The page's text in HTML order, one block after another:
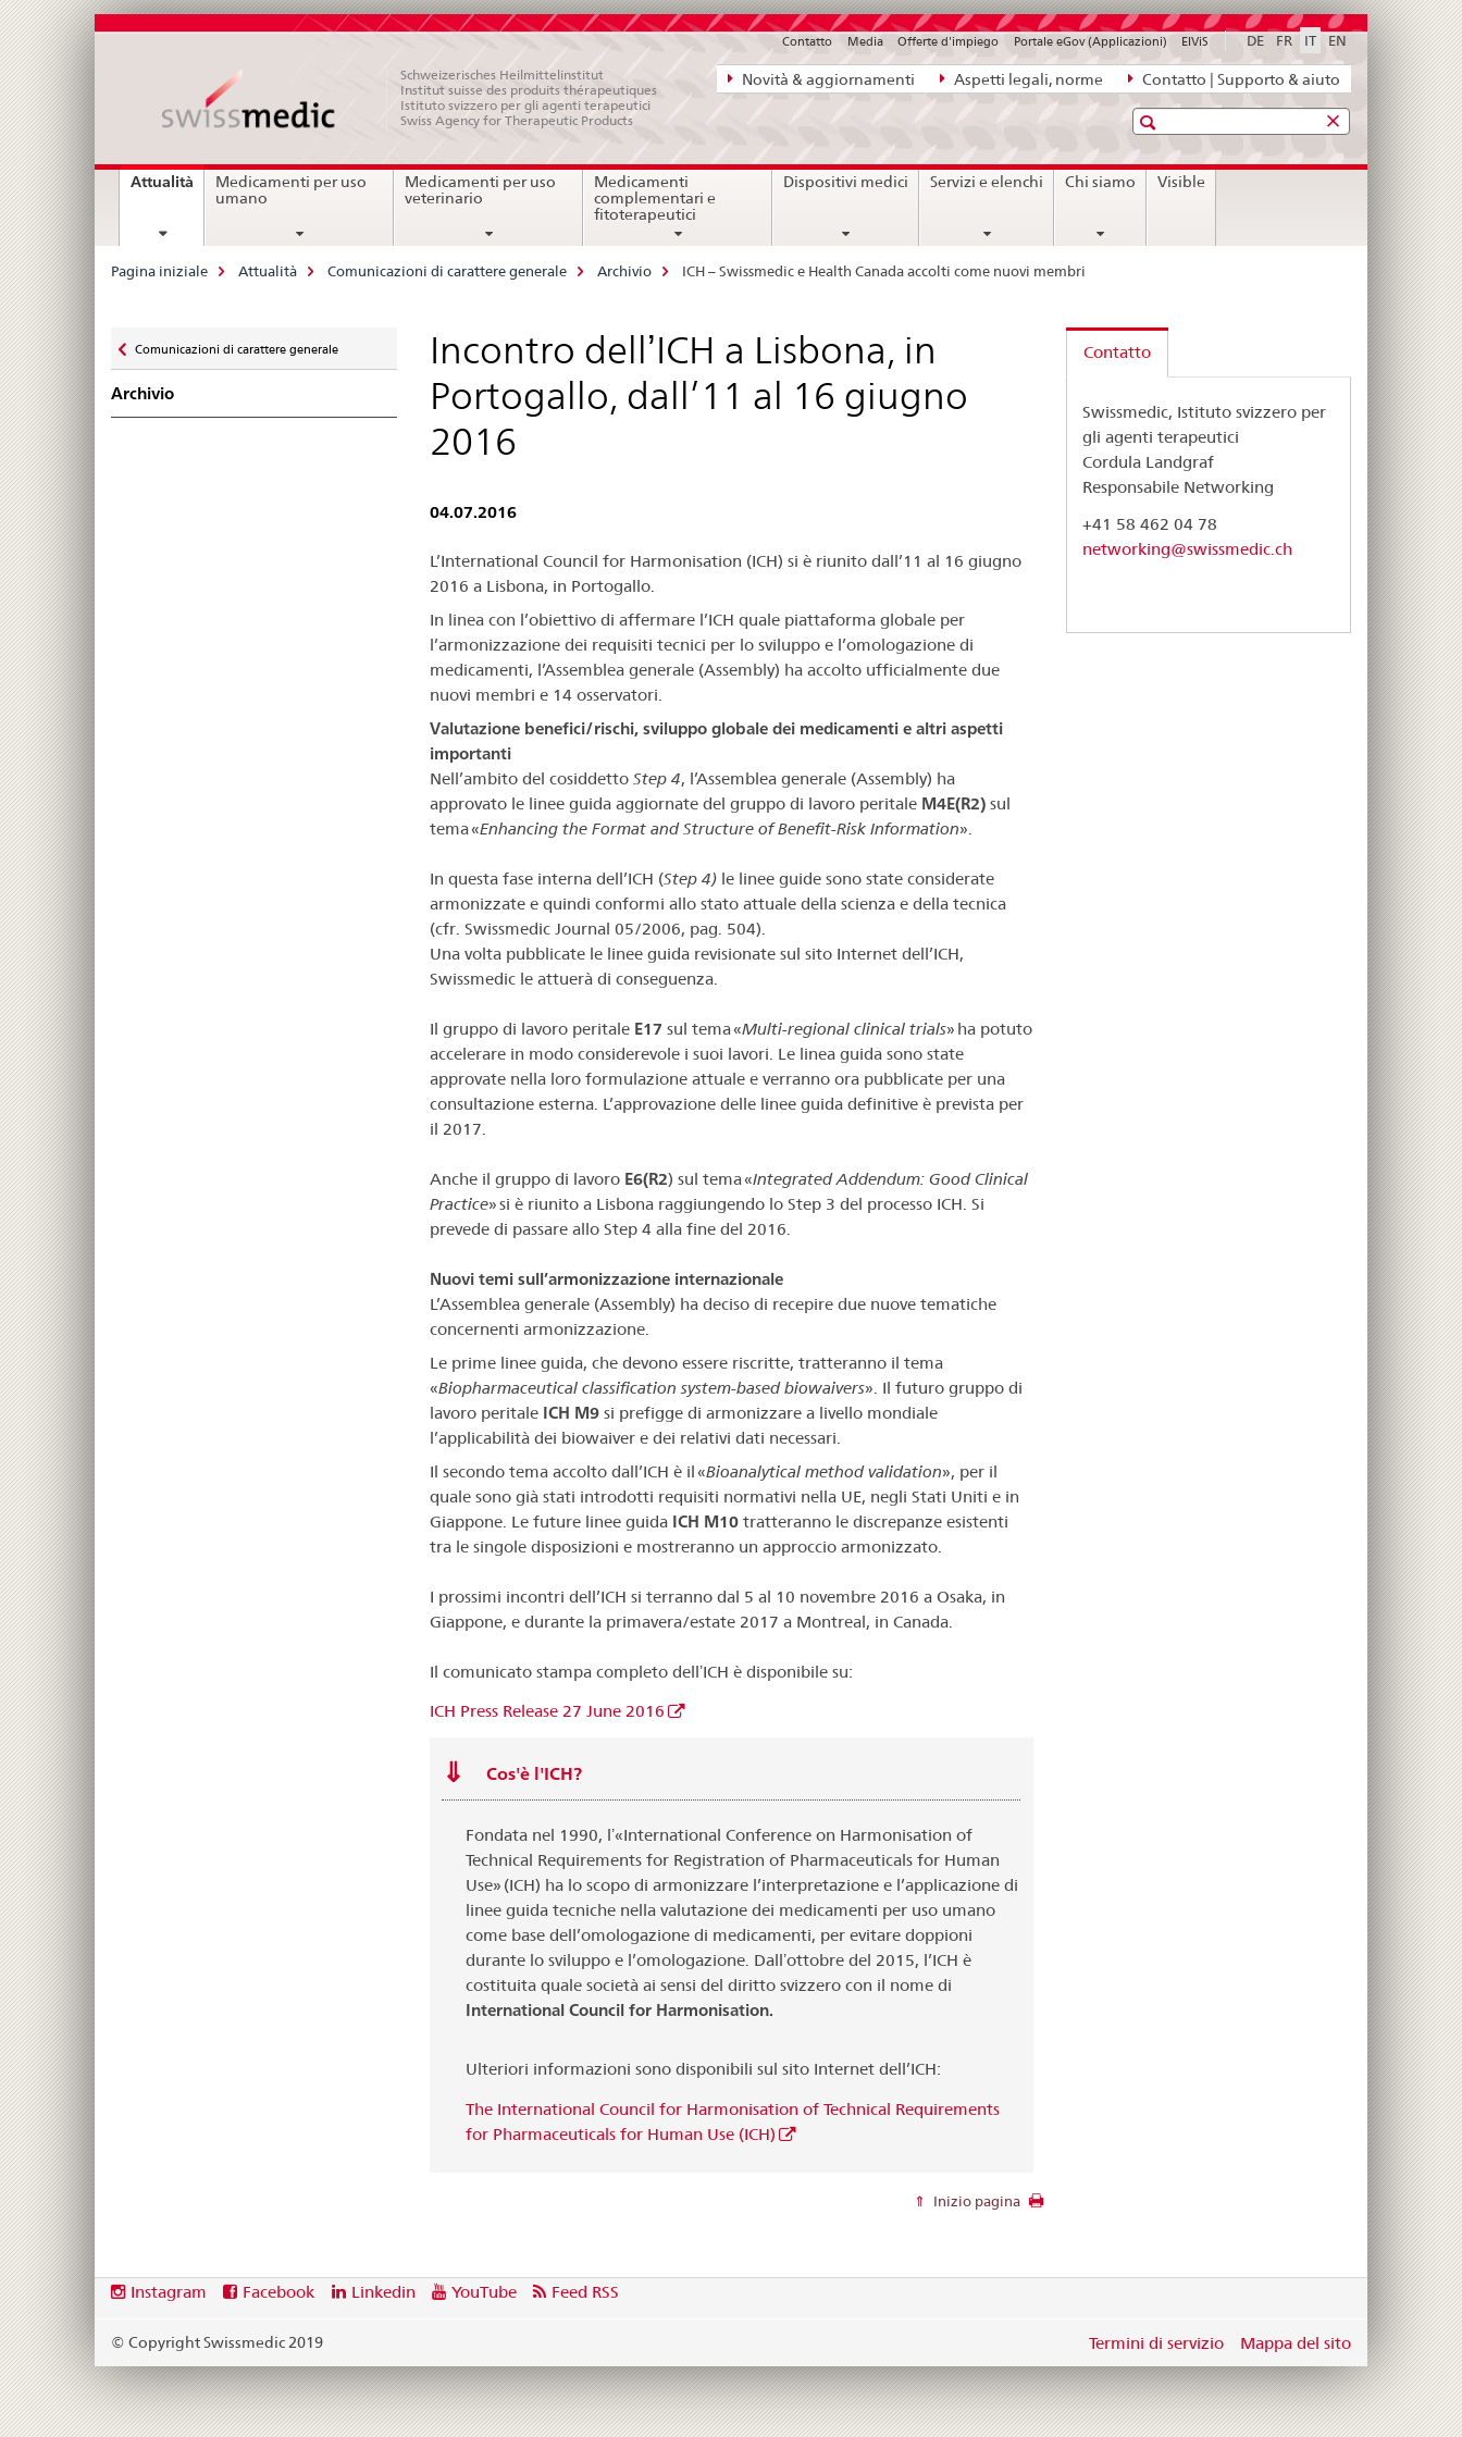
Navigazione
diretta:
aspetti
Novità & aggiornamenti Aspetti legali, norme Contatto | Supporto & aiuto
DE FR IT EN
Contatto Media Offerte d'impiego Portale eGov (Applicazioni) ElViS
Schweizerisches Heilmittelinstitut
Institut suisse des produits thérapeutiques
Istituto svizzero per gli agenti terapeutici
Swiss Agency for Therapeutic Products
Ricerca
Navigation
Attualità current
page
Medicamenti per uso
umano
Medicamenti per uso
veterinario
Medicamenti
complementari e
fitoterapeutici
Dispositivi medici Servizi e elenchi Chi siamo Visible
Breadcrumb
Pagina iniziale Attualità Comunicazioni di carattere generale Archivio ICH – Swissmedic e Health Canada accolti come nuovi membri
zu
Comunicazioni di carattere generale
Archivio
Incontro dellʼICH a Lisbona, in
Portogallo, dall’11 al 16 giugno
2016
04.07.2016
L’International Council for Harmonisation (ICH) si è riunito dall’11 al 16 giugno
2016 a Lisbona, in Portogallo.
In linea con l’obiettivo di affermare l’ICH quale piattaforma globale per
l’armonizzazione dei requisiti tecnici per lo sviluppo e l’omologazione di
medicamenti, l’Assemblea generale (Assembly) ha accolto ufficialmente due
nuovi membri e 14 osservatori.
Valutazione benefici/rischi, sviluppo globale dei medicamenti e altri aspetti
importanti
Nell’ambito del cosiddetto Step 4, l’Assemblea generale (Assembly) ha
approvato le linee guida aggiornate del gruppo di lavoro peritale M4E(R2) sul
tema «Enhancing the Format and Structure of Benefit-Risk Information».
In questa fase interna dell’ICH (Step 4)le linee guide sono state considerate
armonizzate e quindi conformi allo stato attuale della scienza e della tecnica
(cfr. Swissmedic Journal 05/2006, pag. 504).
Una volta pubblicate le linee guida revisionate sul sito Internet dell’ICH,
Swissmedic le attuerà di conseguenza.
Il gruppo di lavoro peritale E17 sul tema «Multi-regional clinical trials» ha potuto
accelerare in modo considerevole i suoi lavori. Le linea guida sono state
approvate nella loro formulazione attuale e verranno ora pubblicate per una
consultazione esterna. L’approvazione delle linee guida definitive è prevista per
il 2017.
Anche il gruppo di lavoroE6(R2) sul tema «Integrated Addendum: Good Clinical
Practice» si è riunito a Lisbona raggiungendo lo Step 3 del processo ICH. Si
prevede di passare allo Step 4 alla fine del 2016.
Nuovi temi sull’armonizzazione internazionale
L’Assemblea generale (Assembly) ha deciso di recepire due nuove tematiche
concernenti armonizzazione.
Le prime linee guida, che devono essere riscritte, tratteranno il tema
«Biopharmaceutical classification system-based biowaivers». Il futuro gruppo di
lavoro peritale ICH M9si prefigge di armonizzare a livello mondiale
l’applicabilità dei biowaiver e dei relativi dati necessari.
Il secondo tema accolto dall’ICH è il «Bioanalytical method validation», per il
quale sono già stati introdotti requisiti normativi nella UE, negli Stati Uniti e in
Giappone. Le future linee guida ICH M10tratteranno le discrepanze esistenti
tra le singole disposizioni e mostreranno un approccio armonizzato.
I prossimi incontri dell’ICH si terranno dal 5 al 10 novembre 2016 a Osaka, in
Giappone, e durante la primavera/estate 2017 a Montreal, in Canada.
Il comunicato stampa completo dellʼICH è disponibile su:
ICH Press Release 27 June 2016
Cos'è l'ICH?
Fondata nel 1990, lʼ«International Conference on Harmonisation of
Technical Requirements for Registration of Pharmaceuticals for Human
Use» (ICH) ha lo scopo di armonizzare l’interpretazione e l’applicazione di
linee guida tecniche nella valutazione dei medicamenti per uso umano
come base dell’omologazione di medicamenti, per evitare doppioni
durante lo sviluppo e l’omologazione. Dallʼottobre del 2015, l’ICH è
costituita quale società ai sensi del diritto svizzero con il nome di
International Council for Harmonisation.
Ulteriori informazioni sono disponibili sul sito Internet dell’ICH:
The International Council for Harmonisation of Technical Requirements
for Pharmaceuticals for Human Use (ICH)
Inizio pagina
Contatto
Swissmedic, Istituto svizzero per
gli agenti terapeutici
Cordula Landgraf
Responsabile Networking
+41 58 462 04 78
networking@swissmedic.ch
Footer
Social
links
Instagram Facebook Linkedin YouTube Feed RSS
© Copyright Swissmedic 2019 Termini di servizio Mappa del sito